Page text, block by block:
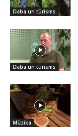
Daba un tūrisms
Daba un tūrisms
Mūzika